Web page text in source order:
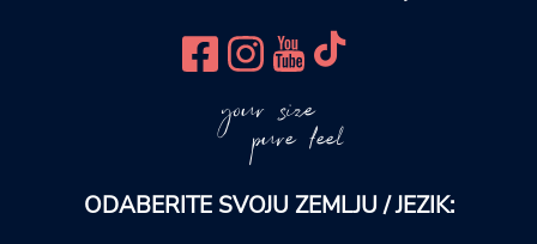
your size
pure feel
ODABERITE SVOJU ZEMLJU / JEZIK: